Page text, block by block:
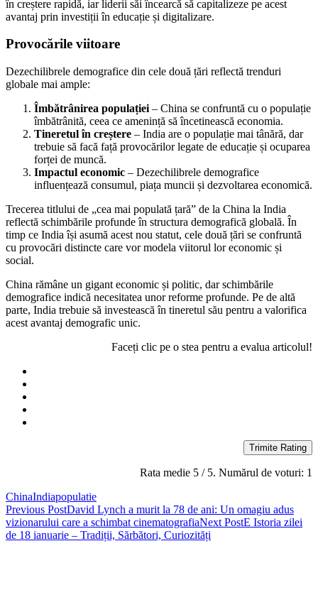
în creștere rapidă, iar liderii săi încearcă să capitalizeze pe acest
avantaj prin investiții în educație și digitalizare.
Provocările viitoare
Dezechilibrele demografice din cele două țări reflectă trenduri
globale mai ample:
Îmbătrânirea populației – China se confruntă cu o populație
îmbătrânită, ceea ce amenință să încetinească economia.
Tineretul în creștere – India are o populație mai tânără, dar
trebuie să facă față provocărilor legate de educație și ocuparea
forței de muncă.
Impactul economic – Dezechilibrele demografice
influențează consumul, piața muncii și dezvoltarea economică.
Trecerea titlului de „cea mai populată țară” de la China la India
reflectă schimbările profunde în structura demografică globală. În
timp ce India își asumă acest nou statut, cele două țări se confruntă
cu provocări distincte care vor modela viitorul lor economic și
social.
China rămâne un gigant economic și politic, dar schimbările
demografice indică necesitatea unor reforme profunde. Pe de altă
parte, India trebuie să investească în tineretul său pentru a valorifica
acest avantaj demografic unic.
Faceți clic pe o stea pentru a evalua articolul!
Trimite Rating
Rata medie 5 / 5. Numărul de voturi: 1
ChinaIndiapopulatie
Post
navigation
Previous PostDavid Lynch a murit la 78 de ani: Un omagiu adus
vizionarului care a schimbat cinematografiaNext PostE Istoria zilei
de 18 ianuarie – Tradiții, Sărbători, Curiozități